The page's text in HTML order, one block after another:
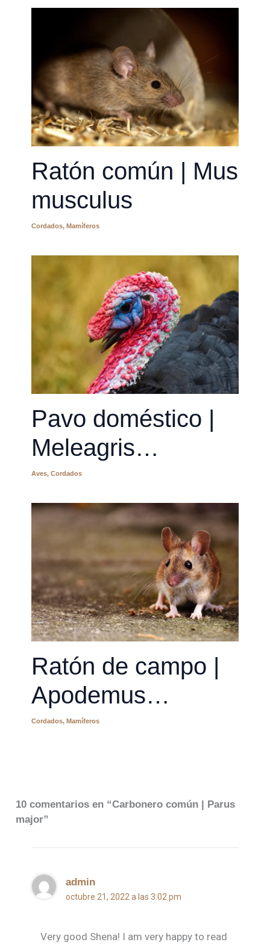
Ratón común | Mus
musculus
Cordados, Mamíferos
Pavo doméstico |
Meleagris
gallopavo
Aves, Cordados
Ratón de campo |
Apodemus
sylvaticus
Cordados, Mamíferos
10 comentarios en “Carbonero común | Parus
major”
admin
octubre 21, 2022 a las 3:02 pm
Very good Shena! I am very happy to read